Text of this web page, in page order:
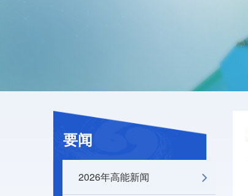
要闻
2026年高能新闻